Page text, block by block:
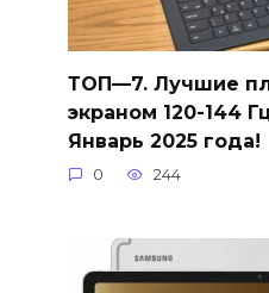
ТОП—7. Лучшие
экраном 120-144
Январь 2025 года!
0 244